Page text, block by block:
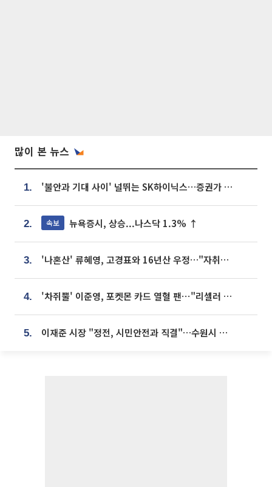
많이 본 뉴스
1. '불안과 기대 사이' 널뛰는 SK하이닉스…증권가 "HBM4·LTA 기반 펀터멘털 견고"
2. 속보 뉴욕증시, 상승...나스닥 1.3% ↑
3. '나혼산' 류혜영, 고경표와 16년산 우정…"자취방서 부모님과 마주쳐"
4. '차쥐뿔' 이준영, 포켓몬 카드 열혈 팬⋯"리셀러 처단할 것"
5. 이재준 시장 "정전, 시민안전과 직결"…수원시 비상대응체계 가동